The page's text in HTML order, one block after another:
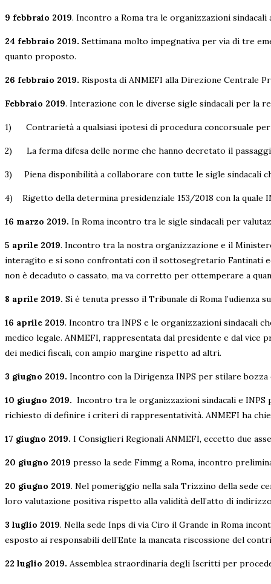
9 febbraio 2019. Incontro a Roma tra le organizzazioni
24 febbraio 2019. Settimana molto impegnativa per via di tre
quanto proposto.
26 febbraio 2019. Risposta di ANMEFI alla Direzione Centrale
Febbraio 2019. Interazione con le diverse sigle sindacali per la
1) Contrarietà a qualsiasi ipotesi di procedura concorsuale
2) La ferma difesa delle norme che hanno decretato il
3) Piena disponibilità a collaborare con tutte le sigle sindacali
4) Rigetto della determina presidenziale 153/2018 con la quale
16 marzo 2019. In Roma incontro tra le sigle sindacali per
5 aprile 2019. Incontro tra la nostra organizzazione e il
interagito e si sono confrontati con il sottosegretario Fantinati
non è decaduto o cassato, ma va corretto per ottemperare a
8 aprile 2019. Si è tenuta presso il Tribunale di Roma l’udienza
16 aprile 2019. Incontro tra INPS e le organizzazioni sindacali
medico legale. ANMEFI, rappresentata dal presidente e dal
dei medici fiscali, con ampio margine rispetto ad altri.
3 giugno 2019. Incontro con la Dirigenza INPS per stilare
10 giugno 2019. Incontro tra le organizzazioni sindacali e
richiesto di definire i criteri di rappresentatività. ANMEFI ha
17 giugno 2019. I Consiglieri Regionali ANMEFI, eccetto due
20 giugno 2019 presso la sede Fimmg a Roma, incontro
20 giugno 2019. Nel pomeriggio nella sala Trizzino della sede
loro valutazione positiva rispetto alla validità dell’atto di
3 luglio 2019. Nella sede Inps di via Ciro il Grande in Roma
esposto ai responsabili dell’Ente la mancata riscossione del
22 luglio 2019. Assemblea straordinaria degli Iscritti per